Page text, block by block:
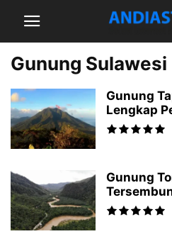
Gunung Sulawesi
Gunung
Lengkap
Gunung